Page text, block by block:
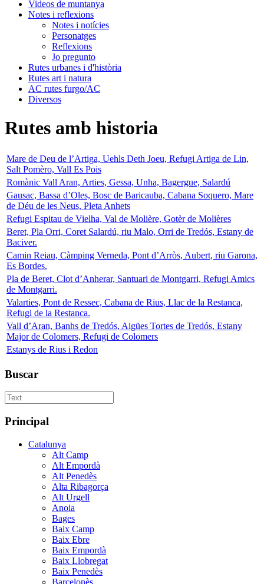
Videos de muntanya
Notes i reflexions
Notes i notícies
Personatges
Reflexions
Jo pregunto
Rutes urbanes i d'història
Rutes art i natura
AC rutes furgo/AC
Diversos
Rutes amb historia
Mare de Deu de l’Artiga, Uehls Deth Joeu, Refugi Artiga de Lin,
Salt Pomèro, Vall Es Pois
Romànic Vall Aran, Arties, Gessa, Unha, Bagergue, Salardú
Gausac, Bassa d’Oles, Bosc de Baricauba, Cabana Soquero, Mare
de Déu de les Neus, Pleta Anhets
Refugi Espitau de Vielha, Val de Molière, Gotèr de Molières
Beret, Pla Orri, Coret Salardú, riu Malo, Orri de Tredós, Estany de
Baciver.
Camin Reiau, Càmping Verneda, Pont d’Arròs, Aubert, riu Garona,
Es Bordes.
Pla de Beret, Clot d’Anherar, Santuari de Montgarri, Refugi Amics
de Montgarri.
Valarties, Pont de Ressec, Cabana de Rius, Llac de la Restanca,
Refugi de la Restanca.
Vall d’Aran, Banhs de Tredós, Aigües Tortes de Tredós, Estany
Major de Colomers, Refugi de Colomers
Estanys de Rius i Redon
Buscar
Principal
Catalunya
Alt Camp
Alt Empordà
Alt Penedès
Alta Ribagorça
Alt Urgell
Anoia
Bages
Baix Camp
Baix Ebre
Baix Empordà
Baix Llobregat
Baix Penedès
Barcelonès